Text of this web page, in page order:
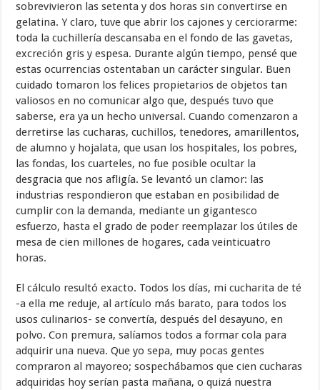
sobrevivieron las setenta y dos horas sin convertirse en
gelatina. Y claro, tuve que abrir los cajones y cerciorarme:
toda la cuchillería descansaba en el fondo de las gavetas,
excreción gris y espesa. Durante algún tiempo, pensé que
estas ocurrencias ostentaban un carácter singular. Buen
cuidado tomaron los felices propietarios de objetos tan
valiosos en no comunicar algo que, después tuvo que
saberse, era ya un hecho universal. Cuando comenzaron a
derretirse las cucharas, cuchillos, tenedores, amarillentos,
de alumno y hojalata, que usan los hospitales, los pobres,
las fondas, los cuarteles, no fue posible ocultar la
desgracia que nos afligía. Se levantó un clamor: las
industrias respondieron que estaban en posibilidad de
cumplir con la demanda, mediante un gigantesco
esfuerzo, hasta el grado de poder reemplazar los útiles de
mesa de cien millones de hogares, cada veinticuatro
horas.
El cálculo resultó exacto. Todos los días, mi cucharita de té
-a ella me reduje, al artículo más barato, para todos los
usos culinarios- se convertía, después del desayuno, en
polvo. Con premura, salíamos todos a formar cola para
adquirir una nueva. Que yo sepa, muy pocas gentes
compraron al mayoreo; sospechábamos que cien cucharas
adquiridas hoy serían pasta mañana, o quizá nuestra